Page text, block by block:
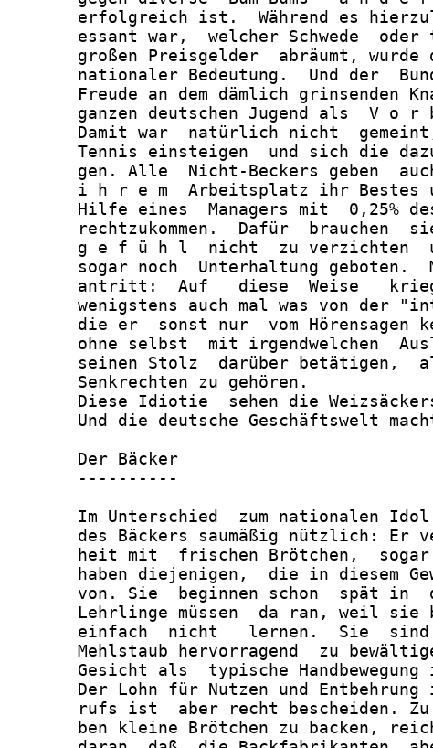
erfolgreich ist.  Während es
essant war,  welcher Schwede  oder
großen Preisgelder  abräumt, wurde
nationaler Bedeutung.  Und der
Freude an dem dämlich grinsenden
ganzen deutschen Jugend als  V o r
Damit war  natürlich nicht
Tennis einsteigen  und sich die
gen. Alle  Nicht-Beckers geben
i h r e m  Arbeitsplatz ihr Bestes
Hilfe eines  Managers mit  0,25%
rechtzukommen.  Dafür  brauchen
g e f ü h l  nicht  zu verzichten
sogar noch  Unterhaltung geboten.
antritt:  Auf   diese  Weise
wenigstens auch mal was von der
die er  sonst nur  vom Hörensagen
ohne selbst  mit irgendwelchen
seinen Stolz  darüber betätigen,
       Senkrechten zu gehören.
Diese Idiotie  sehen die
Und die deutsche Geschäftswelt
       Der Bäcker
       ----------
Im Unterschied  zum nationalen
des Bäckers saumäßig nützlich: Er
heit mit  frischen Brötchen,
haben diejenigen,  die in diesem
von. Sie  beginnen schon  spät in
Lehrlinge müssen  da ran, weil sie
einfach  nicht   lernen.  Sie
Mehlstaub hervorragend  zu
Gesicht als  typische Handbewegung
Der Lohn für Nutzen und Entbehrung
rufs ist  aber recht bescheiden.
ben kleine Brötchen zu backen,